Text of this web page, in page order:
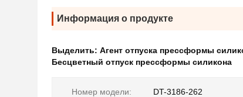
Информация о продукте
Выделить: Агент отпуска прессформы
Бесцветный отпуск прессформы силикона
Номер модели: DT-3186-262